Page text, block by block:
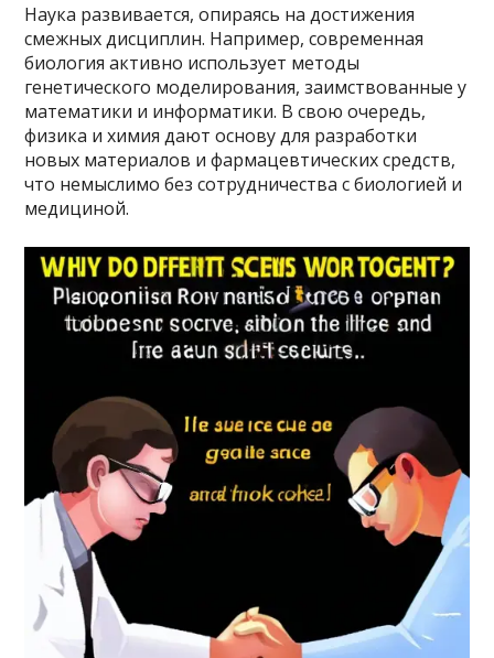
Наука развивается, опираясь на достижения
смежных дисциплин. Например, современная
биология активно использует методы
генетического моделирования, заимствованные у
математики и информатики. В свою очередь,
физика и химия дают основу для разработки
новых материалов и фармацевтических средств,
что немыслимо без сотрудничества с биологией и
медициной.